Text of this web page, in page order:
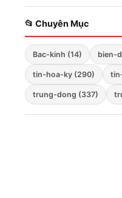
hạm
triển
ba
📂 Chuyên Mục
Bac-kinh (14) bien-
tin-hoa-ky (290)
trung-dong (337)